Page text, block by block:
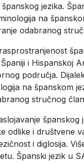
jezika.
na
odabranog
i Hispanskoj
područja.
na španskom
stručnog
španskog
odlike i društvene
i diglosija.
Španski jezik u